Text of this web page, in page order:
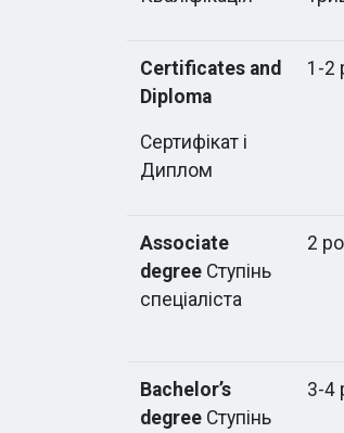
Certificates and
Diploma
Сертифікат і
Диплом
1-2
Associate
degree Ступінь
спеціаліста
2
Bachelor’s
degree Ступінь
3-4